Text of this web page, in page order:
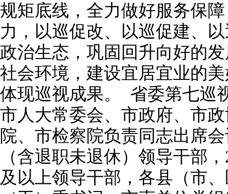
规矩底线，全力做好服务保
力，以巡促改、以巡促建、
政治生态，巩固回升向好的
社会环境，建设宜居宜业的
体现巡视成果。 省委第七巡
市人大常委会、市政府、市
院、市检察院负责同志出席
（含退职未退休）领导干部
及以上领导干部，各县（市